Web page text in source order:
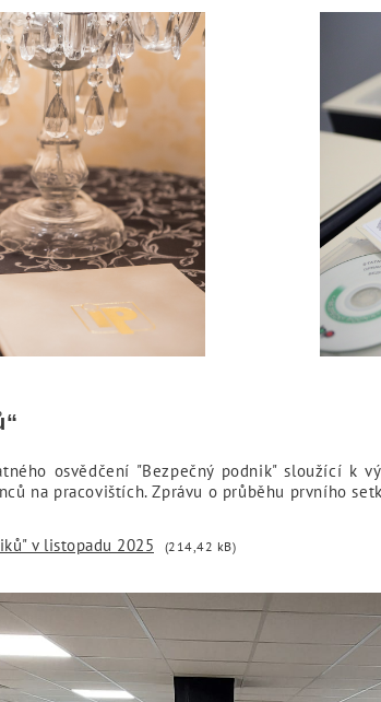
osvědčení "Bezpečný podnik" sloužící k
na pracovištích. Zprávu o průběhu prvního
v listopadu 2025 (214,42 kB)